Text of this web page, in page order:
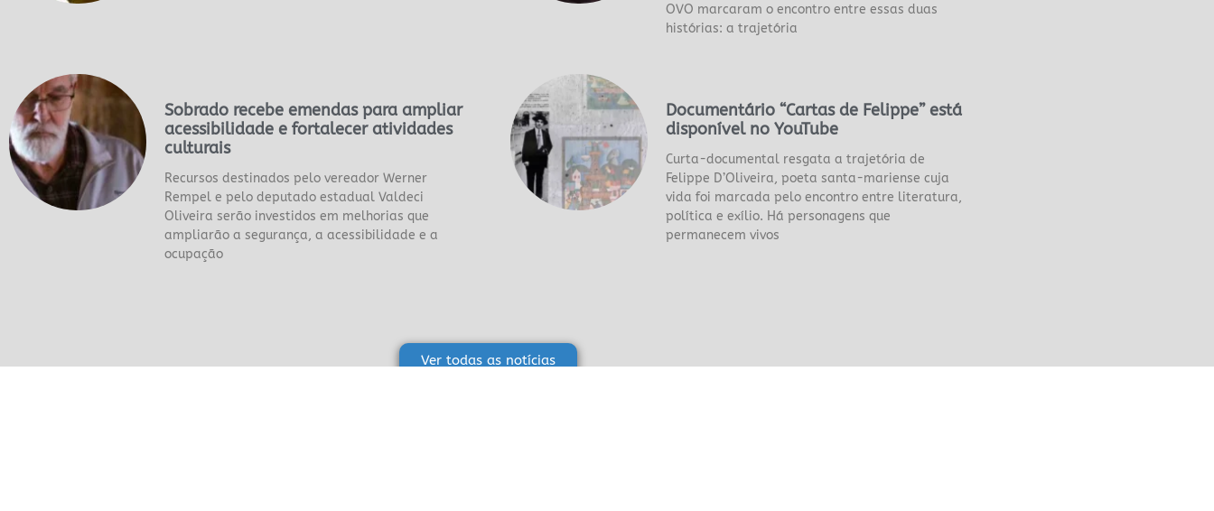
OVO marcaram o encontro entre essas duas
histórias: a trajetória
Sobrado recebe emendas para ampliar
acessibilidade e fortalecer atividades
culturais
Recursos destinados pelo vereador Werner
Rempel e pelo deputado estadual Valdeci
Oliveira serão investidos em melhorias que
ampliarão a segurança, a acessibilidade e a
ocupação
Documentário “Cartas de Felippe” está
disponível no YouTube
Curta-documental resgata a trajetória de
Felippe D’Oliveira, poeta santa-mariense cuja
vida foi marcada pelo encontro entre literatura,
política e exílio. Há personagens que
permanecem vivos
Ver todas as notícias